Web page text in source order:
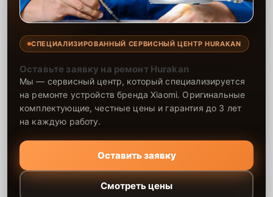
СПЕЦИАЛИЗИРОВАННЫЙ СЕРВИСНЫЙ ЦЕНТР HURAKAN
Оставьте заявку на ремонт Hurakan
Мы — сервисный центр, который специализируется
на ремонте устройств бренда Xiaomi. Оригинальные
комплектующие, честные цены и гарантия до 3 лет
на каждую работу.
Оставить заявку
Смотреть цены